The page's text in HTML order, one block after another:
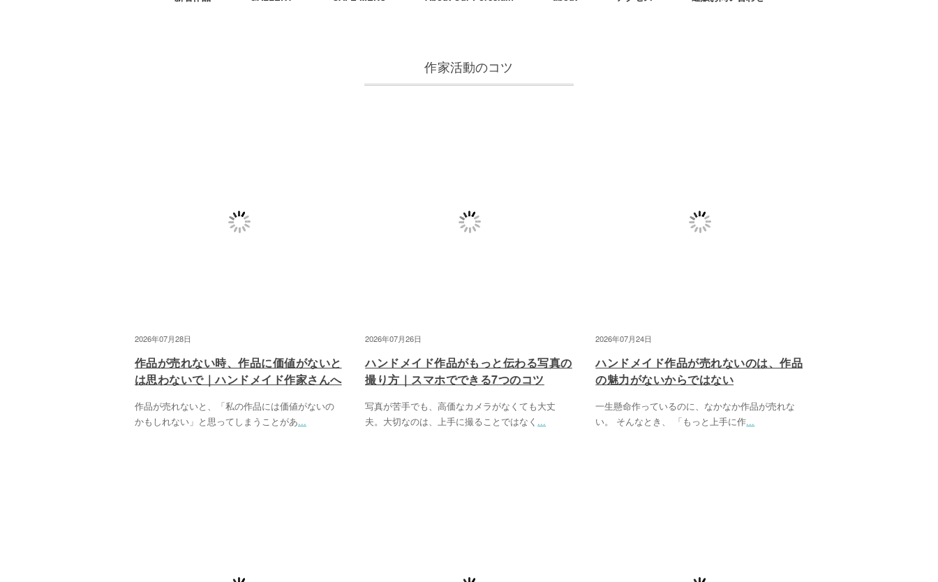
作家活動のコツ
2026年07月28日
作品が売れない時、作品に価値がないと
は思わないで｜ハンドメイド作家さんへ
作品が売れないと、「私の作品には価値がないの
かもしれない」と思ってしまうことがあ...
2026年07月26日
ハンドメイド作品がもっと伝わる写真の
撮り方｜スマホでできる7つのコツ
写真が苦手でも、高価なカメラがなくても大丈
夫。大切なのは、上手に撮ることではなく ...
2026年07月24日
ハンドメイド作品が売れないのは、作品
の魅力がないからではない
一生懸命作っているのに、なかなか作品が売れな
い。 そんなとき、 「もっと上手に作...